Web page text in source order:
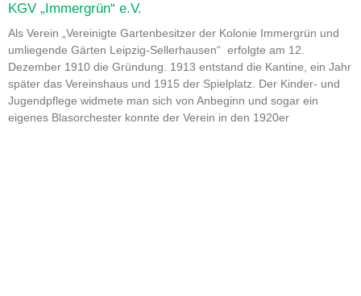
KGV „Immergrün“ e.V.
Als Verein „Vereinigte Gartenbesitzer der Kolonie Immergrün und
umliegende Gärten Leipzig-Sellerhausen“ erfolgte am 12.
Dezember 1910 die Gründung. 1913 entstand die Kantine, ein Jahr
später das Vereinshaus und 1915 der Spielplatz. Der Kinder- und
Jugendpflege widmete man sich von Anbeginn und sogar ein
eigenes Blasorchester konnte der Verein in den 1920er